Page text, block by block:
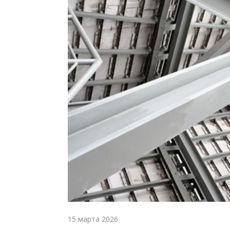
15 марта 2026